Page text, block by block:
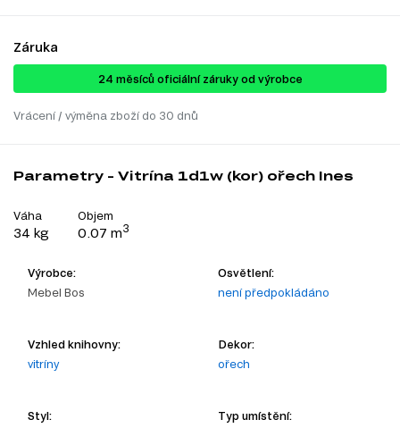
Záruka
24 ​​​​měsíců oficiální záruky od výrobce
Vrácení / výměna zboží do 30 dnů
Parametry - Vitrína 1d1w (kor) ořech Ines
Váha
34 kg
Objem
0.07 m3
Výrobce:
Mebel Bos
Osvětlení:
není předpokládáno
Vzhled knihovny:
vitríny
Dekor:
ořech
Styl:
Typ umístění: